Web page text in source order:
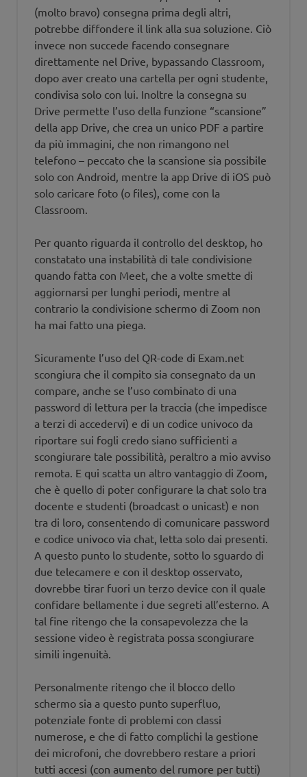
(molto bravo) consegna prima degli altri,
potrebbe diffondere il link alla sua soluzione. Ciò
invece non succede facendo consegnare
direttamente nel Drive, bypassando Classroom,
dopo aver creato una cartella per ogni studente,
condivisa solo con lui. Inoltre la consegna su
Drive permette l’uso della funzione “scansione”
della app Drive, che crea un unico PDF a partire
da più immagini, che non rimangono nel
telefono – peccato che la scansione sia possibile
solo con Android, mentre la app Drive di iOS può
solo caricare foto (o files), come con la
Classroom.
Per quanto riguarda il controllo del desktop, ho
constatato una instabilità di tale condivisione
quando fatta con Meet, che a volte smette di
aggiornarsi per lunghi periodi, mentre al
contrario la condivisione schermo di Zoom non
ha mai fatto una piega.
Sicuramente l’uso del QR-code di Exam.net
scongiura che il compito sia consegnato da un
compare, anche se l’uso combinato di una
password di lettura per la traccia (che impedisce
a terzi di accedervi) e di un codice univoco da
riportare sui fogli credo siano sufficienti a
scongiurare tale possibilità, peraltro a mio avviso
remota. E qui scatta un altro vantaggio di Zoom,
che è quello di poter configurare la chat solo tra
docente e studenti (broadcast o unicast) e non
tra di loro, consentendo di comunicare password
e codice univoco via chat, letta solo dai presenti.
A questo punto lo studente, sotto lo sguardo di
due telecamere e con il desktop osservato,
dovrebbe tirar fuori un terzo device con il quale
confidare bellamente i due segreti all’esterno. A
tal fine ritengo che la consapevolezza che la
sessione video è registrata possa scongiurare
simili ingenuità.
Personalmente ritengo che il blocco dello
schermo sia a questo punto superfluo,
potenziale fonte di problemi con classi
numerose, e che di fatto complichi la gestione
dei microfoni, che dovrebbero restare a priori
tutti accesi (con aumento del rumore per tutti)